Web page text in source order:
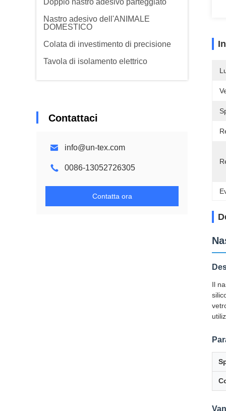
Doppio nastro adesivo parteggiato
Nastro adesivo dell'ANIMALE
DOMESTICO
Colata di investimento di precisione
Tavola di isolamento elettrico
Contattaci
info@un-tex.com
0086-13052726305
Contatta ora
Il